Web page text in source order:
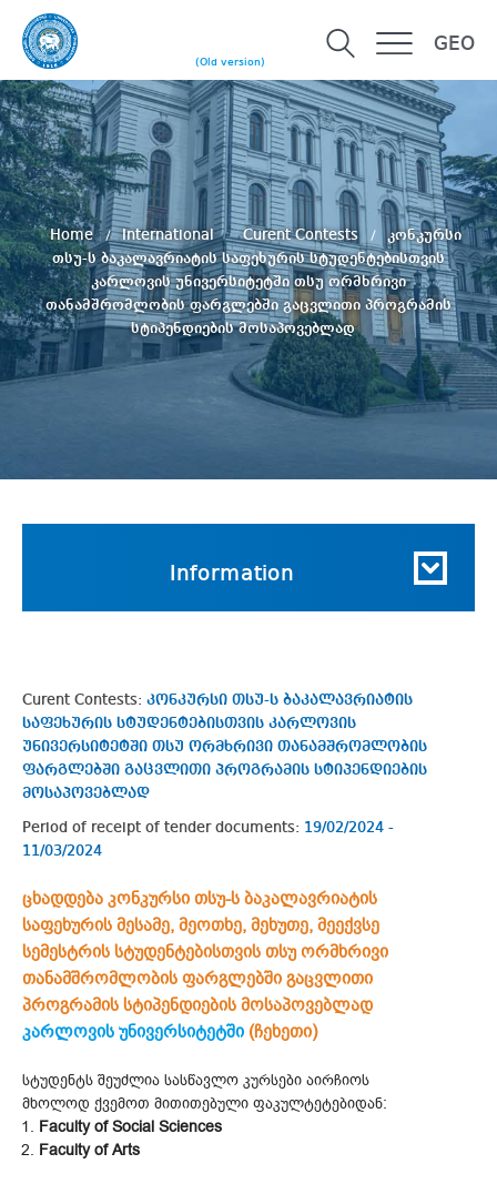
(Old version)
GEO
Home International Curent Contests
კონკურსი
თსუ-ს ბაკალავრიატის საფეხურის სტუდენტებისთვის
კარლოვის უნივერსიტეტში თსუ ორმხრივი
თანამშრომლობის ფარგლებში გაცვლითი პროგრამის
სტიპენდიების მოსაპოვებლად
Information
Curent Contests: კონკურსი თსუ-ს ბაკალავრიატის
საფეხურის სტუდენტებისთვის კარლოვის
უნივერსიტეტში თსუ ორმხრივი თანამშრომლობის
ფარგლებში გაცვლითი პროგრამის სტიპენდიების
მოსაპოვებლად
Period of receipt of tender documents: 19/02/2024 -
11/03/2024
ცხადდება კონკურსი თსუ-ს ბაკალავრიატის
საფეხურის მესამე, მეოთხე, მეხუთე, მეექვსე
სემესტრის სტუდენტებისთვის თსუ ორმხრივი
თანამშრომლობის ფარგლებში გაცვლითი
პროგრამის სტიპენდიების მოსაპოვებლად
კარლოვის უნივერსიტეტში (ჩეხეთი)
სტუდენტს შეუძლია სასწავლო კურსები აირჩიოს
მხოლოდ ქვემოთ მითითებული ფაკულტეტებიდან:
Faculty of Social Sciences
Faculty of Arts